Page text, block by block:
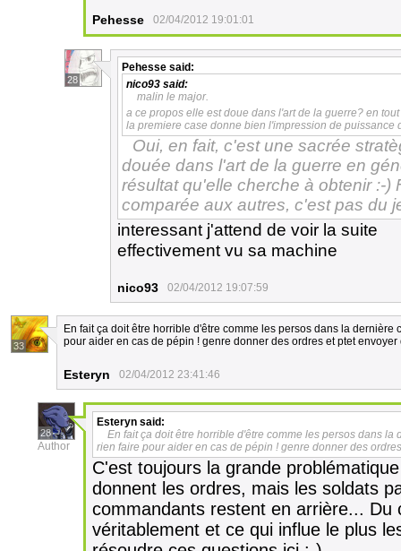
Pehesse 02/04/2012 19:01:01
28
Pehesse said:
nico93 said:
malin le major.
a ce propos elle est doue dans l'art de la guerre? en
la premiere case donne bien l'impression de puissance
Oui, en fait, c'est une sacrée
douée dans l'art de la guerre en
résultat qu'elle cherche à obtenir :-
comparée aux autres, c'est pas du
interessant j'attend de voir la suite
effectivement vu sa machine
nico93 02/04/2012 19:07:59
33
En fait ça doit être horrible d'être comme les persos dans la
pour aider en cas de pépin ! genre donner des ordres et ptet envoyer
Esteryn 02/04/2012 23:41:46
28
Author
Esteryn said:
En fait ça doit être horrible d'être comme les persos dans
rien faire pour aider en cas de pépin ! genre donner des
C'est toujours la grande
donnent les ordres, mais les soldats
commandants restent en arrière...
véritablement et ce qui influe le plus